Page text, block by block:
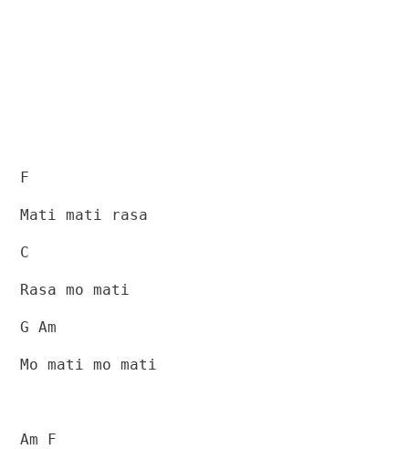
F
Mati mati rasa
C
Rasa mo mati
G Am
Mo mati mo mati
Am F